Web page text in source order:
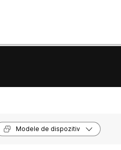
Modele de dispozitiv